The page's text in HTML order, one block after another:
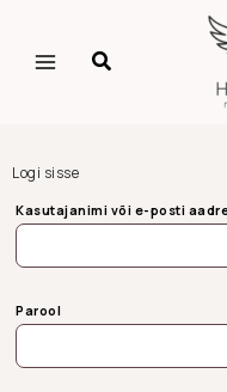
content
Logi sisse
Kasutajanimi või e-posti
Parool
Nõutud